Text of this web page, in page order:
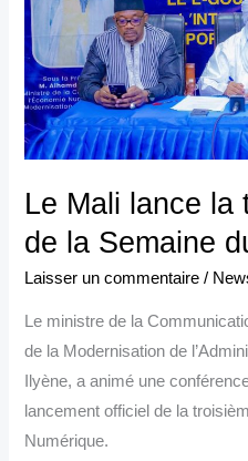
Le Mali lance la
de la Semaine
Laisser un commentaire /
Le ministre de la
de la Modernisation de
Ilyène, a animé une
lancement officiel de la
Numérique.
édition
de
la
Semaine
du